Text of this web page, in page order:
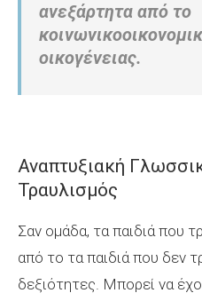
ανεξάρτητα από το
οικογένειας.
Αναπτυξιακή
Τραυλισμός
Σαν ομάδα, τα παιδιά που
από το τα παιδιά που δεν
δεξιότητες. Μπορεί να